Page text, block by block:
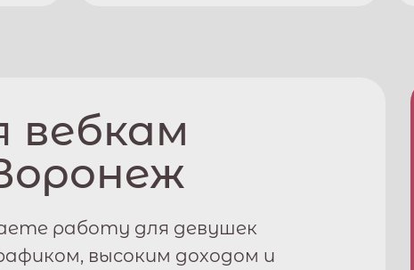
вебкам
работу для девушек
высоким доходом и